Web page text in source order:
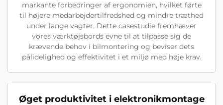
markante forbedringer af ergonomien, hvilket førte
til højere medarbejdertilfredshed og mindre træthed
under lange vagter. Dette casestudie fremhæver
vores værktøjsbords evne til at tilpasse sig de
krævende behov i bilmontering og beviser dets
pålidelighed og effektivitet i et miljø med høje krav.
Øget produktivitet i elektronikmontage